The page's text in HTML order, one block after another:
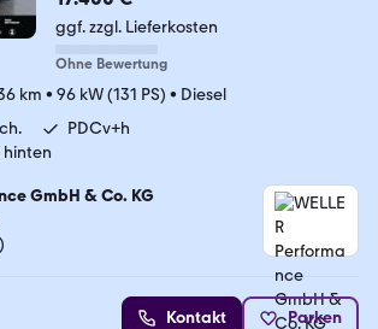
ggf. zzgl. Lieferkosten
Ohne Bewertung
km • 96 kW (131 PS) • Diesel
PDCv+h
hinten
GmbH & Co. KG
)
Kontakt Parken